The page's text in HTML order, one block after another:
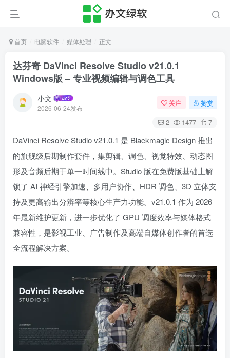
首页 电脑软件 媒体处理 正文
达芬奇 DaVinci Resolve Studio v21.0.1
Windows版 – 专业视频编辑与调色工具
小文
2026-06-24发布
关注 赞赏
2 1477 7
DaVinci Resolve Studio v21.0.1 是 Blackmagic Design 推出
的旗舰级后期制作套件，集剪辑、调色、视觉特效、动态图
形及音频后期于单一时间线中。Studio 版在免费版基础上解
锁了 AI 神经引擎加速、多用户协作、HDR 调色、3D 立体支
持及更高输出分辨率等核心生产力功能。v21.0.1 作为 2026
年最新维护更新，进一步优化了 GPU 调度效率与媒体格式
兼容性，是影视工业、广告制作及高端自媒体创作者的首选
全流程解决方案。